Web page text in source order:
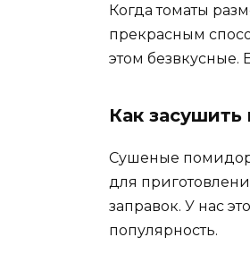
Когда томаты
прекрасным
этом безвкусные.
Как
Сушеные
для
заправок. У нас
популярность.